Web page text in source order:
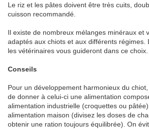
Le riz et les pâtes doivent être très cuits,
cuisson recommandé.
Il existe de nombreux mélanges minéraux et
adaptés aux chiots et aux différents régimes.
les vétérinaires vous guideront dans ce choix.
Conseils
Pour un développement harmonieux du
de donner à celui-ci une alimentation
alimentation industrielle (croquettes ou
alimentation maison (divisez les doses de
obtenir une ration toujours équilibrée). On